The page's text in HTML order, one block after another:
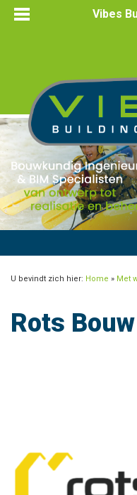
Vibes
U bevindt zich hier: Home » Met
Rots Bouw